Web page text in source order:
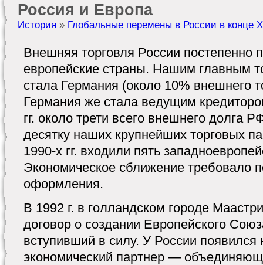
Россия и Европа
История » Глобальные перемены в России в конце
Внешняя торговля России постепенно
европейские страны. Нашим главным
стала Германия (около 10% внешнего
Германия же стала ведущим
гг. около трети всего внешнего долга
десятку наших крупнейших торговых
1990-х гг. входили пять
Экономическое сближение требовало
оформления.
В 1992 г. в голландском городе
договор о создании Европейского
вступивший в силу. У России появился
экономический партнер —